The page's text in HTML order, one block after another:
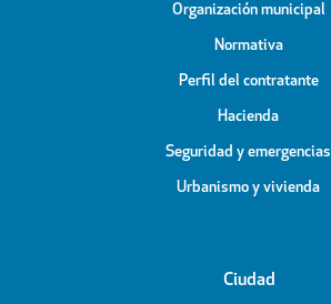
Organización municipal
Normativa
Perfil del contratante
Hacienda
Seguridad y emergencias
Urbanismo y vivienda
Ciudad